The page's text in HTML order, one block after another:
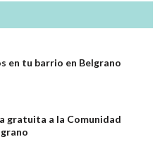
en tu barrio en Belgrano
gratuita a la Comunidad